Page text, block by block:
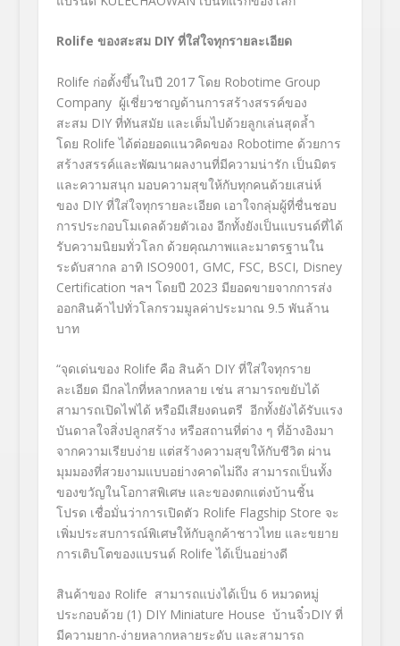
Rolife ของสะสม DIY ที่ใส่ใจทุกรายละเอียด
Rolife ก่อตั้งขึ้นในปี 2017 โดย Robotime Group
Company ผู้เชี่ยวชาญด้านการสร้างสรรค์ของ
สะสม DIY ที่ทันสมัย และเต็มไปด้วยลูกเล่นสุดล้ำ
โดย Rolife ได้ต่อยอดแนวคิดของ Robotime ด้วยการ
สร้างสรรค์และพัฒนาผลงานที่มีความน่ารัก เป็นมิตร
และความสนุก มอบความสุขให้กับทุกคนด้วยเสน่ห์
ของ DIY ที่ใส่ใจทุกรายละเอียด เอาใจกลุ่มผู้ที่ชื่นชอบ
การประกอบโมเดลด้วยตัวเอง อีกทั้งยังเป็นแบรนด์ที่ได้
รับความนิยมทั่วโลก ด้วยคุณภาพและมาตรฐานใน
ระดับสากล อาทิ ISO9001, GMC, FSC, BSCI, Disney
Certification ฯลฯ โดยปี 2023 มียอดขายจากการส่ง
ออกสินค้าไปทั่วโลกรวมมูลค่าประมาณ 9.5 พันล้าน
บาท
“จุดเด่นของ Rolife คือ สินค้า DIY ที่ใส่ใจทุกราย
ละเอียด มีกลไกที่หลากหลาย เช่น สามารถขยับได้
สามารถเปิดไฟได้ หรือมีเสียงดนตรี อีกทั้งยังได้รับแรง
บันดาลใจสิ่งปลูกสร้าง หรือสถานที่ต่าง ๆ ที่อ้างอิงมา
จากความเรียบง่าย แต่สร้างความสุขให้กับชีวิต ผ่าน
มุมมองที่สวยงามแบบอย่างคาดไม่ถึง สามารถเป็นทั้ง
ของขวัญในโอกาสพิเศษ และของตกแต่งบ้านชิ้น
โปรด เชื่อมั่นว่าการเปิดตัว Rolife Flagship Store จะ
เพิ่มประสบการณ์พิเศษให้กับลูกค้าชาวไทย และขยาย
การเติบโตของแบรนด์ Rolife ได้เป็นอย่างดี
สินค้าของ Rolife สามารถแบ่งได้เป็น 6 หมวดหมู่
ประกอบด้วย (1) DIY Miniature House บ้านจิ๋วDIY ที่
มีความยาก-ง่ายหลากหลายระดับ และสามารถ